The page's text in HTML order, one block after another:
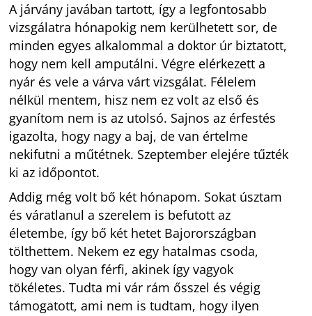
A járvány javában tartott, így a legfontosabb
vizsgálatra hónapokig nem kerülhetett sor, de
minden egyes alkalommal a doktor úr biztatott,
hogy nem kell amputálni. Végre elérkezett a
nyár és vele a várva várt vizsgálat. Félelem
nélkül mentem, hisz nem ez volt az első és
gyanítom nem is az utolsó. Sajnos az érfestés
igazolta, hogy nagy a baj, de van értelme
nekifutni a műtétnek. Szeptember elejére tűzték
ki az időpontot.
Addig még volt bő két hónapom. Sokat úsztam
és váratlanul a szerelem is befutott az
életembe, így bő két hetet Bajorországban
tölthettem. Nekem ez egy hatalmas csoda,
hogy van olyan férfi, akinek így vagyok
tökéletes. Tudta mi vár rám ősszel és végig
támogatott, ami nem is tudtam, hogy ilyen